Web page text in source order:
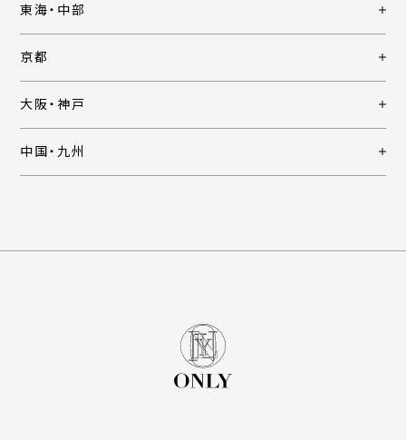
東海・中部
京都
大阪・神戸
中国・九州